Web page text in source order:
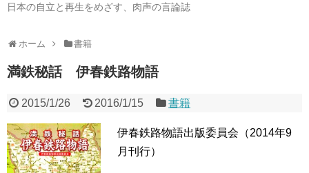
日本の自立と再生をめざす、肉声の言論誌
ホーム 書籍
満鉄秘話 伊春鉄路物語
2015/1/26 2016/1/15 書籍
伊春鉄路物語出版委員会（2014年9
月刊行）